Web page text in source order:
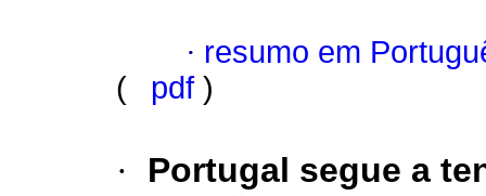
· resumo em
(
pdf )
·
Portugal segue a